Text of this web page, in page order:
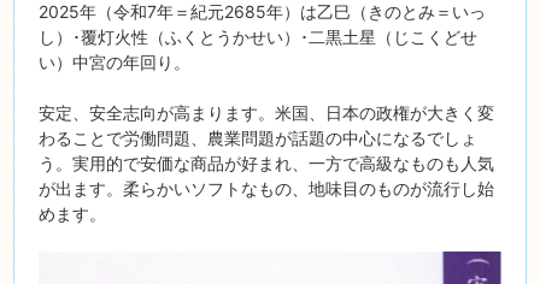
2025年（令和7年＝紀元2685年）は乙巳（きのとみ＝いっ
し）･覆灯火性（ふくとうかせい）･二黒土星（じこくどせ
い）中宮の年回り。
安定、安全志向が高まります。米国、日本の政権が大きく変
わることで労働問題、農業問題が話題の中心になるでしょ
う。実用的で安価な商品が好まれ、一方で高級なものも人気
が出ます。柔らかいソフトなもの、地味目のものが流行し始
めます。